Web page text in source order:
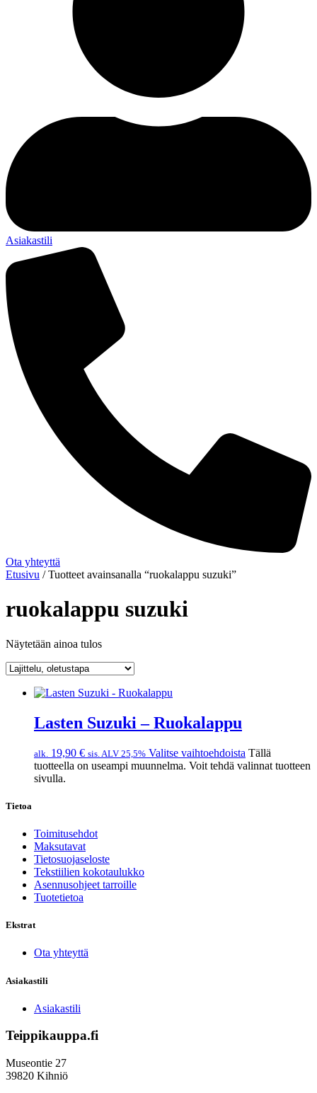
Asiakastili
Ota yhteyttä
Etusivu / Tuotteet avainsanalla “ruokalappu suzuki”
ruokalappu suzuki
Näytetään ainoa tulos
Lasten Suzuki – Ruokalappu
alk. 19,90 € sis. ALV 25,5% Valitse vaihtoehdoista Tällä
tuotteella on useampi muunnelma. Voit tehdä valinnat tuotteen
sivulla.
Tietoa
Toimitusehdot
Maksutavat
Tietosuojaseloste
Tekstiilien kokotaulukko
Asennusohjeet tarroille
Tuotetietoa
Ekstrat
Ota yhteyttä
Asiakastili
Asiakastili
Teippikauppa.fi
Museontie 27
39820 Kihniö